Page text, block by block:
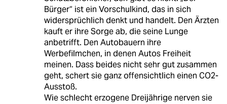
Bürger“ ist ein Vorschulkind, das in sich
widersprüchlich denkt und handelt. Den Ärzten
kauft er ihre Sorge ab, die seine Lunge
anbetrifft. Den Autobauern ihre
Werbefilmchen, in denen Autos Freiheit
meinen. Dass beides nicht sehr gut zusammen
geht, schert sie ganz offensichtlich einen CO2-
Ausstoß.
Wie schlecht erzogene Dreijährige nerven sie